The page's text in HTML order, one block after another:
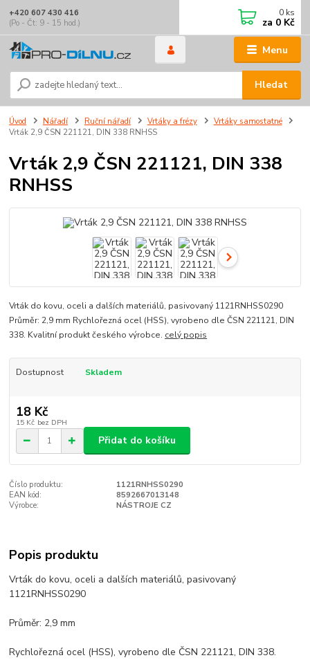
Menu
Hledat
+420 607 430 416
(Po - Čt: 9 - 15 hod.)
0 ks
za 0 Kč
Úvod Nářadí Ruční nářadí Vrtáky a frézy
Vrtáky samostatné
Vrták 2,9 ČSN 221121, DIN 338 RNHSS
Vrták 2,9 ČSN 221121, DIN 338
RNHSS
Vrták do kovu, oceli a dalších materiálů, pasivovaný 1121RNHSS0290
Průměr: 2,9 mm Rychlořezná ocel (HSS), vyrobeno dle ČSN 221121, DIN
338. Kvalitní produkt českého výrobce. celý popis
Dostupnost Skladem
18 Kč
15 Kč bez DPH
Přidat do košíku
Číslo produktu:
1121RNHSS0290
EAN kód:
8592667013148
Výrobce:
NÁSTROJE CZ
Popis produktu
Vrták do kovu, oceli a dalších materiálů, pasivovaný
1121RNHSS0290
Průměr: 2,9 mm
Rychlořezná ocel (HSS), vyrobeno dle ČSN 221121, DIN 338.